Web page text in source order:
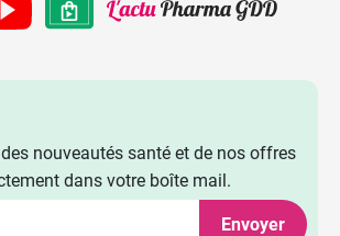
nouveautés santé et de nos offres
dans votre boîte mail.
Envoyer